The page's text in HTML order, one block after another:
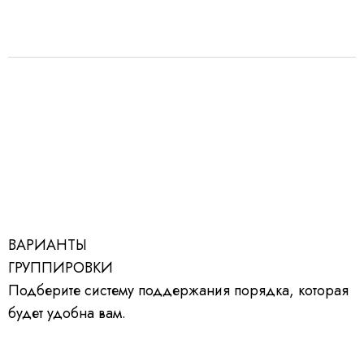
ВАРИАНТЫ
ГРУППИРОВКИ
Подберите систему поддержания порядка, которая
будет удобна вам.